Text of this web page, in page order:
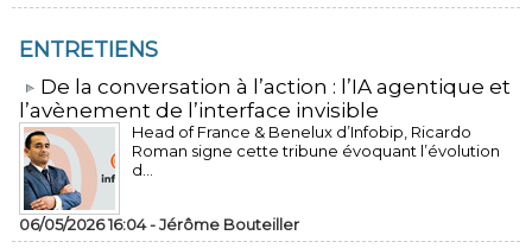
ENTRETIENS
​De la conversation à l’action : l’IA agentique et
l’avènement de l’interface invisible
Head of France & Benelux d’Infobip, Ricardo
Roman signe cette tribune évoquant l’évolution
d...
06/05/2026 16:04 -Jérôme Bouteiller